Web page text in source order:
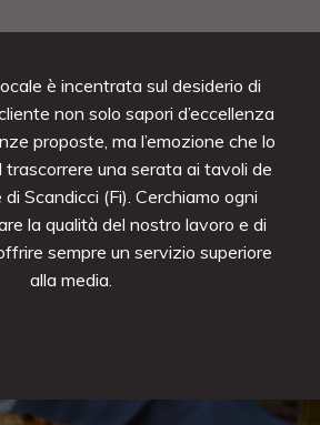
è incentrata sul desiderio di
non solo sapori d’eccellenza
proposte, ma l’emozione che lo
una serata ai tavoli de
Scandicci (Fi). Cerchiamo ogni
la qualità del nostro lavoro e di
sempre un servizio superiore
alla media.